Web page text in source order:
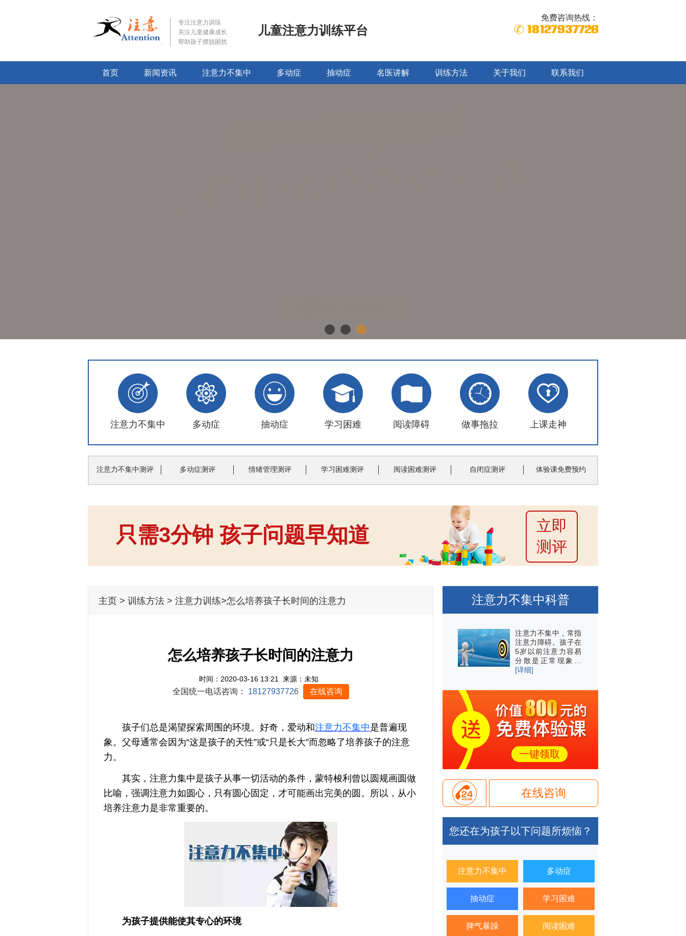
专注注意力训练
关注儿童健康成长
帮助孩子摆脱困扰
儿童注意力训练平台
免费咨询热线：
18127937726
首页 新闻资讯 注意力不集中 多动症 抽动症 名医讲解 训练方法 关于我们 联系我们
注意力不集中 多动症 抽动症 学习困难 阅读障碍 做事拖拉 上课走神
注意力不集中测评 多动症测评 情绪管理测评 学习困难测评 阅读困难测评 自闭症测评 体验课免费预约
只需3分钟 孩子问题早知道
立即
测评
主页 > 训练方法 > 注意力训练>怎么培养孩子长时间的注意力
怎么培养孩子长时间的注意力
时间：2020-03-16 13:21 来源：未知
全国统一电话咨询： 18127937726 在线咨询
孩子们总是渴望探索周围的环境。好奇，爱动和注意力不集中是普遍现
象。父母通常会因为“这是孩子的天性”或“只是长大”而忽略了培养孩子的注意
力。
其实，注意力集中是孩子从事一切活动的条件，蒙特梭利曾以圆规画圆做
比喻，强调注意力如圆心，只有圆心固定，才可能画出完美的圆。所以，从小
培养注意力是非常重要的。
为孩子提供能使其专心的环境
注意力不集中科普
注意力不集中，常指
注意力障碍。孩子在
5岁以前注意力容易
分散是正常现象…
[详细]
一键领取
在线咨询
您还在为孩子以下问题所烦恼？
注意力不集中 多动症
抽动症 学习困难
脾气暴躁 阅读困难